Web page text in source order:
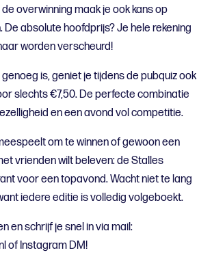
overwinning maak je ook kans op
De absolute hoofdprijs? Je hele rekening
worden verscheurd!
is, geniet je tijdens de pubquiz ook
slechts €7,50. De perfecte combinatie
en een avond vol competitie.
om te winnen of gewoon een
vrienden wilt beleven: de Stalles
voor een topavond. Wacht niet te lang
iedere editie is volledig volgeboekt.
en schrijf je snel in via mail:
of Instagram DM!